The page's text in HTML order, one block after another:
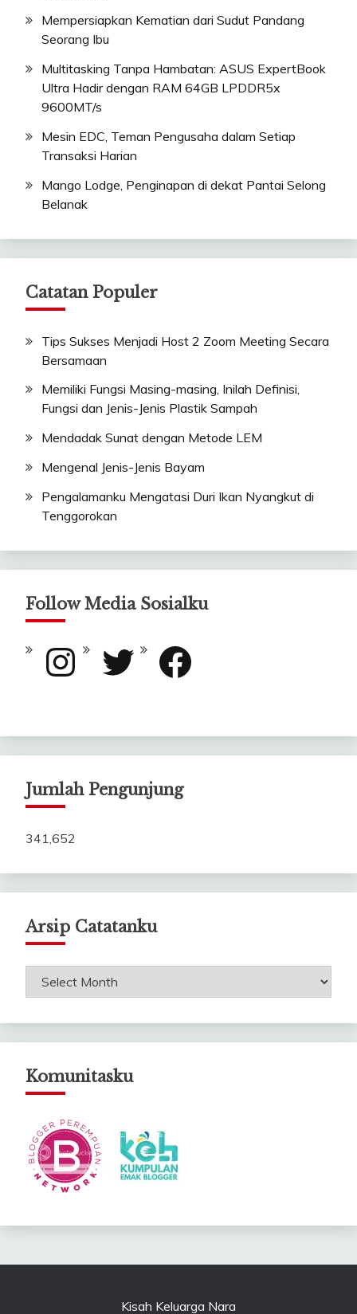
Mempersiapkan Kematian dari Sudut Pandang
Seorang Ibu
Multitasking Tanpa Hambatan: ASUS ExpertBook
Ultra Hadir dengan RAM 64GB LPDDR5x
9600MT/s
Mesin EDC, Teman Pengusaha dalam Setiap
Transaksi Harian
Mango Lodge, Penginapan di dekat Pantai Selong
Belanak
Catatan Populer
Tips Sukses Menjadi Host 2 Zoom Meeting Secara
Bersamaan
Memiliki Fungsi Masing-masing, Inilah Definisi,
Fungsi dan Jenis-Jenis Plastik Sampah
Mendadak Sunat dengan Metode LEM
Mengenal Jenis-Jenis Bayam
Pengalamanku Mengatasi Duri Ikan Nyangkut di
Tenggorokan
Follow Media Sosialku
Instagram Twitter Facebook
Jumlah Pengunjung
341,652
Arsip Catatanku
Arsip
Komunitasku
Kisah Keluarga Nara